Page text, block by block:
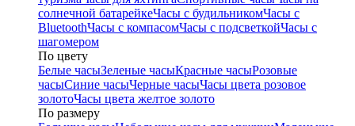
солнечной батарейкеЧасы с будильникомЧасы с
BluetoothЧасы с компасомЧасы с подсветкойЧасы с
шагомером
По цвету
Белые часыЗеленые часыКрасные часыРозовые
часыСиние часыЧерные часыЧасы цвета розовое
золотоЧасы цвета желтое золото
По размеру